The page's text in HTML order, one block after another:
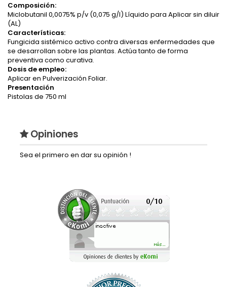
Composición:
Miclobutanil 0,0075% p/v (0,075 g/l) Líquido para Aplicar sin diluir
(AL)
Características:
Fungicida sistémico activo contra diversas enfermedades que
se desarrollan sobre las plantas. Actúa tanto de forma
preventiva como curativa.
Dosis de empleo:
Aplicar en Pulverización Foliar.
Presentación
Pistolas de 750 ml
Opiniones
Sea el primero en dar su opinión !